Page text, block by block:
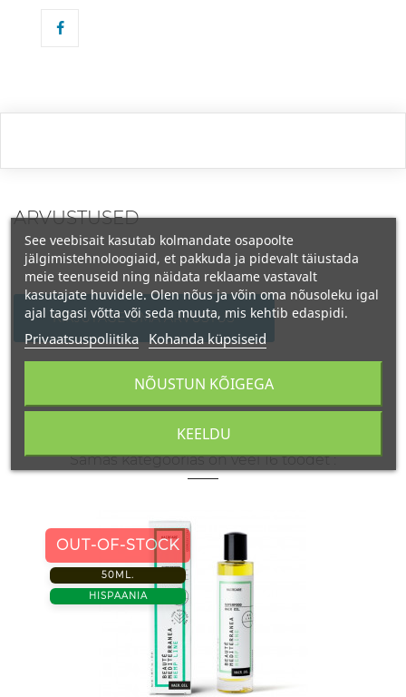
ARVUSTUSED
KIRJUTAGE OMA ARVUSTUS
Samas kategoorias on veel 16 toodet :
OUT-OF-STOCK
50ML.
HISPAANIA
See veebisait kasutab kolmandate osapoolte
jälgimistehnoloogiaid, et pakkuda ja pidevalt täiustada
meie teenuseid ning näidata reklaame vastavalt
kasutajate huvidele. Olen nõus ja võin oma nõusoleku igal
ajal tagasi võtta või seda muuta, mis kehtib edaspidi.
Privaatsuspoliitika Kohanda küpsiseid
KEELDU
NÕUSTUN KÕIGEGA